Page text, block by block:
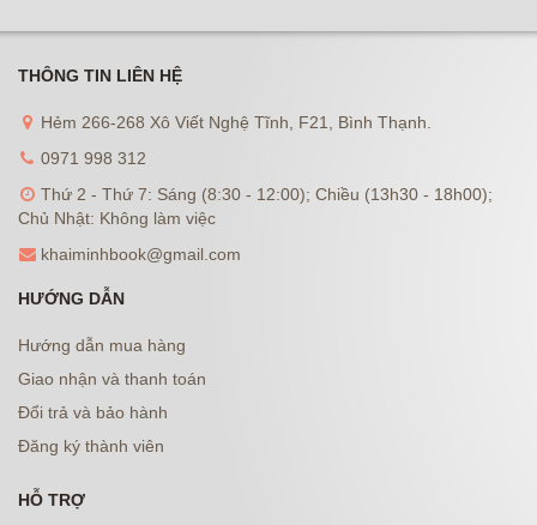
THÔNG TIN LIÊN HỆ
Hẻm 266-268 Xô Viết Nghệ Tĩnh, F21, Bình Thạnh.
0971 998 312
Thứ 2 - Thứ 7: Sáng (8:30 - 12:00); Chiều (13h30 - 18h00);
Chủ Nhật: Không làm việc
khaiminhbook@gmail.com
HƯỚNG DẪN
Hướng dẫn mua hàng
Giao nhận và thanh toán
Đổi trả và bảo hành
Đăng ký thành viên
HỖ TRỢ